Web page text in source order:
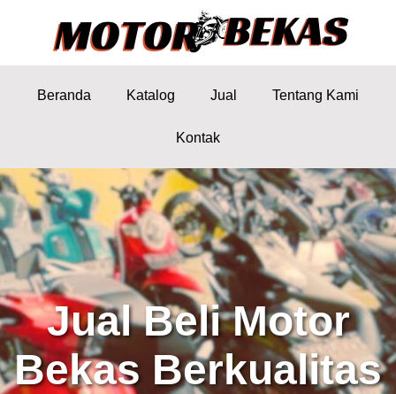
Beranda Katalog Jual Tentang Kami
Kontak
Jual Beli Motor
Bekas Berkualitas